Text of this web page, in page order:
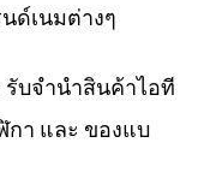
ด์เนมต่างๆ
รับจำนำสินค้าไอที
า และ ของแบ